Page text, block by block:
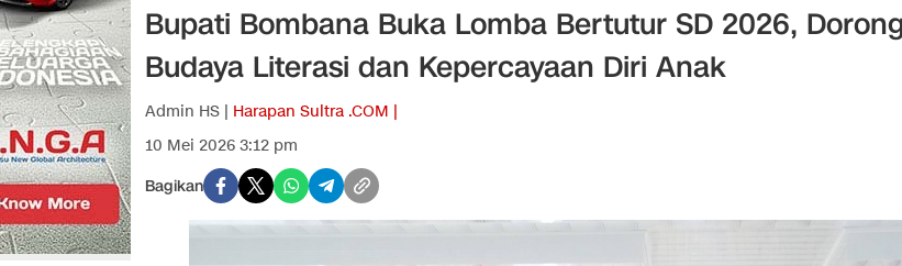
Bupati Bombana Buka Lomba Bertutur SD 2026,
Budaya Literasi dan Kepercayaan Diri Anak
Admin HS | Harapan Sultra .COM |
10 Mei 2026 3:12 pm
Bagikan